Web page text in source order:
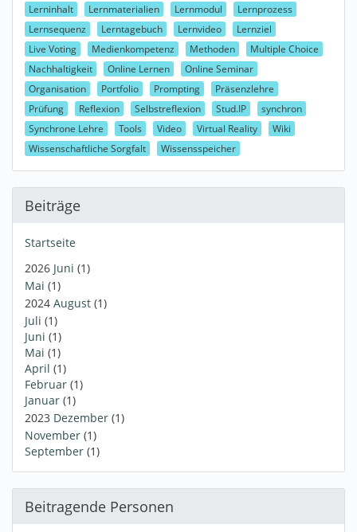
Lerninhalt
Lernmaterialien Lernmodul
Lernprozess
Lernsequenz
Lerntagebuch Lernvideo
Lernziel
Live Voting
Medienkompetenz Methoden
Multiple Choice
Nachhaltigkeit
Online Lernen
Online Seminar
Organisation
Portfolio Prompting
Präsenzlehre
Prüfung
Reflexion Selbstreflexion Stud.IP
synchron
Synchrone Lehre
Tools Video Virtual Reality
Wiki
Wissenschaftliche Sorgfalt
Wissensspeicher
Beiträge
Startseite
2026 Juni (1)
Mai (1)
2024 August (1)
Juli (1)
Juni (1)
Mai (1)
April (1)
Februar (1)
Januar (1)
2023 Dezember (1)
November (1)
September (1)
Beitragende Personen